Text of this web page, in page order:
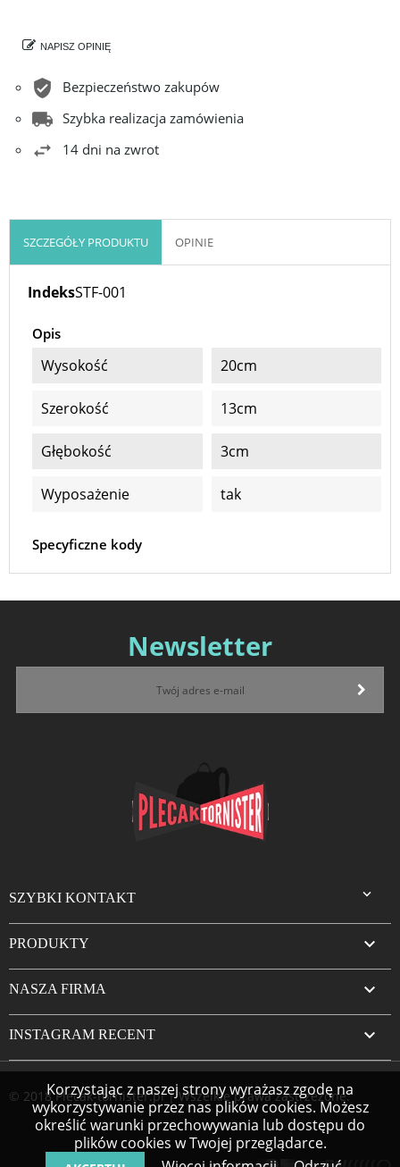
NAPISZ OPINIĘ
Bezpieczeństwo zakupów
Szybka realizacja zamówienia
14 dni na zwrot
SZCZEGÓŁY PRODUKTU OPINIE
IndeksSTF-001
Opis
Wysokość 20cm
Szerokość 13cm
Głębokość 3cm
Wyposażenie tak
Specyficzne kody
Newsletter
SZYBKI KONTAKT 
PRODUKTY 
NASZA FIRMA 
INSTAGRAM RECENT 
© 2018 Plecak-tornister.pl | Wszelkie prawa zastrzeżone.
Korzystając z naszej strony wyrażasz zgodę na
wykorzystywanie przez nas plików cookies. Możesz
określić warunki przechowywania lub dostępu do
plików cookies w Twojej przeglądarce.